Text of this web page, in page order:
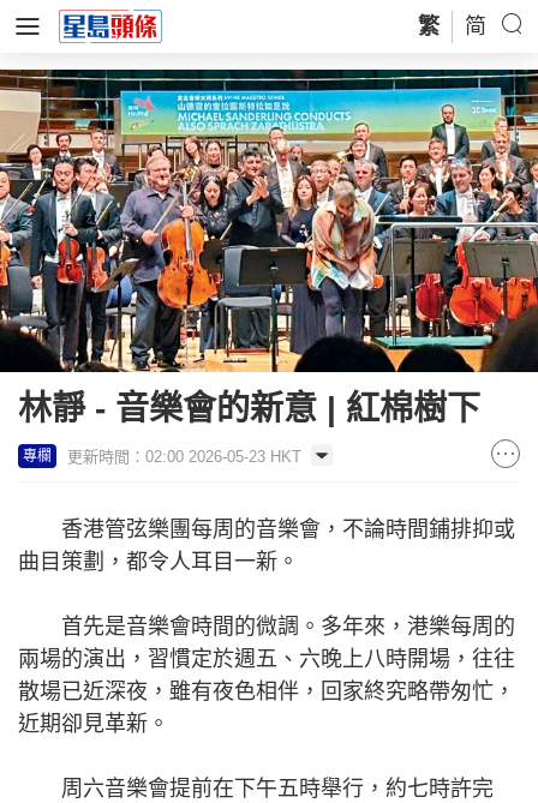
繁 简
林靜 - 音樂會的新意 | 紅棉樹下
專欄 更新時間：02:00 2026-05-23 HKT
香港管弦樂團每周的音樂會，不論時間鋪排抑或
曲目策劃，都令人耳目一新。
首先是音樂會時間的微調。多年來，港樂每周的
兩場的演出，習慣定於週五、六晚上八時開場，往往
散場已近深夜，雖有夜色相伴，回家終究略帶匆忙，
近期卻見革新。
周六音樂會提前在下午五時舉行，約七時許完